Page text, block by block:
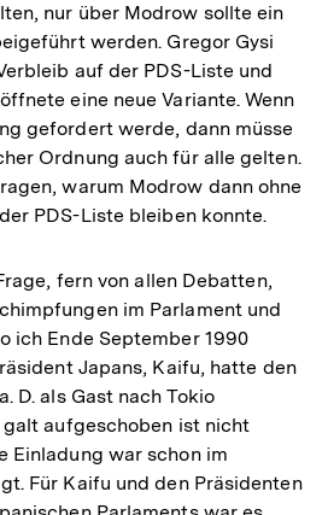
nur über Modrow sollte ein
werden. Gregor Gysi
auf der PDS-Liste und
eine neue Variante. Wenn
gefordert werde, dann müsse
Ordnung auch für alle gelten.
warum Modrow dann ohne
PDS-Liste bleiben konnte.
fern von allen Debatten,
im Parlament und
ich Ende September 1990
Japans, Kaifu, hatte den
D. als Gast nach Tokio
aufgeschoben ist nicht
Einladung war schon im
Für Kaifu und den Präsidenten